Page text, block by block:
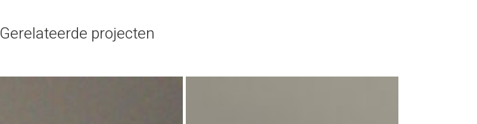
Gerelateerde projecten